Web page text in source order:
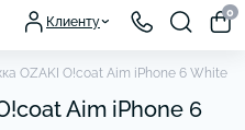
Клиенту
0
OZAKI O!coat Aim iPhone 6 White
Aim iPhone 6